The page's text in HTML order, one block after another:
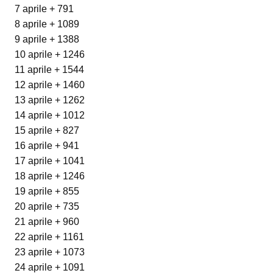
7 aprile + 791
8 aprile + 1089
9 aprile + 1388
10 aprile + 1246
11 aprile + 1544
12 aprile + 1460
13 aprile + 1262
14 aprile + 1012
15 aprile + 827
16 aprile + 941
17 aprile + 1041
18 aprile + 1246
19 aprile + 855
20 aprile + 735
21 aprile + 960
22 aprile + 1161
23 aprile + 1073
24 aprile + 1091